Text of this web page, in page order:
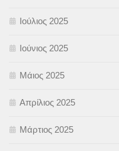
Ιούλιος 2025
Ιούνιος 2025
Μάιος 2025
Απρίλιος 2025
Μάρτιος 2025